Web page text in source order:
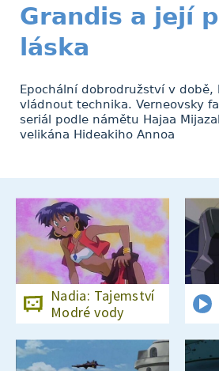
Grandis a její
láska
Epochální dobrodružství v době,
vládnout technika. Verneovsky
seriál podle námětu Hajaa
velikána Hideakiho Annoa
Nadia: Tajemství
Modré vody